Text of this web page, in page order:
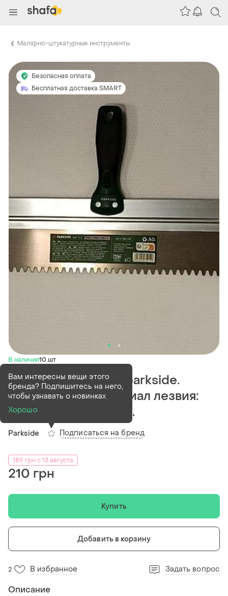
Малярно-штукатурные инструменты
Безопасная оплата
Бесплатная доставка SMART
В наличии10 шт
Зубчатый шпатель parkside.
длина: 50 см материал лезвия:
нержавеющая сталь.
Parkside
Вам интересны вещи этого
бренда? Подпишитесь на него,
чтобы узнавать о новинках
Хорошо
Подписаться на бренд
189 грн с 13 августа
210 грн
Купить
Добавить в корзину
2 В избранное Задать вопрос
Описание